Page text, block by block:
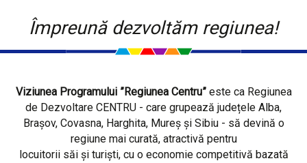
Împreună dezvoltăm regiunea!
Viziunea Programului ”Regiunea Centru”este ca Regiunea
de Dezvoltare CENTRU - care grupează județele Alba,
Brașov, Covasna, Harghita, Mureș și Sibiu - să devină o
regiune mai curată, atractivă pentru
locuitorii săi și turiști, cu o economie competitivă bazată